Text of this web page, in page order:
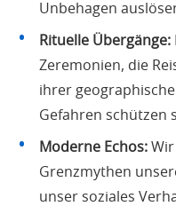
Unbehagen
Rituelle Übergänge:
Zeremonien, die
ihrer
Gefahren schützen
Moderne Echos:
Grenzmythen
unser soziales